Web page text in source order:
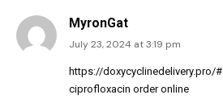
MyronGat
July 23, 2024 at 3:19 pm
https://doxycyclinedelivery.pro/#
ciprofloxacin order online